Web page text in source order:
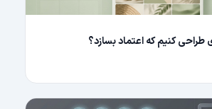
کنیم که اعتماد بسازد؟